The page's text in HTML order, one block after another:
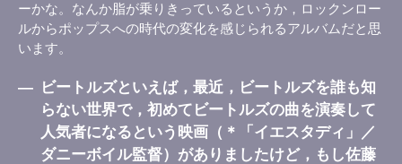
ーかな。なんか脂が乗りきっているというか，ロックンロー
ルからポップスへの時代の変化を感じられるアルバムだと思
います。
― ビートルズといえば，最近，ビートルズを誰も知
らない世界で，初めてビートルズの曲を演奏して
人気者になるという映画（＊「イエスタディ」／
ダニーボイル監督）がありましたけど，もし佐藤